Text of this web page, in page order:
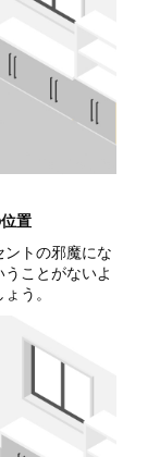
置
トの邪魔にな
ことがないよ
う。